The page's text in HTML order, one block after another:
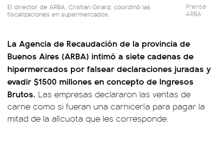
El director de ARBA, Cristian Girard, coordinó las
fiscalizaciones en supermercados.
Prensa
ARBA
La Agencia de Recaudación de la provincia de
Buenos Aires (ARBA) intimó a siete cadenas de
hipermercados por falsear declaraciones juradas y
evadir $1500 millones en concepto de Ingresos
Brutos. Las empresas declararon las ventas de
carne como si fueran una carnicería para pagar la
mitad de la alícuota que les corresponde.